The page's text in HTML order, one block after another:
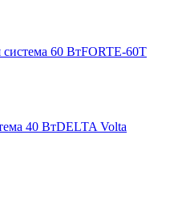
FORTE-60T
DELTAVolta